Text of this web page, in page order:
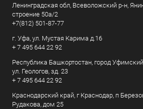
Ленинградская обл, Всеволожский р-н,
строение 50а/2
+7(812) 501-87-77
г. Уфа, ул. Мустая Карима д.16
+ 7 495 644 22 92
Республика Башкортостан, город
ул. Геологов, зд. 23
+ 7 495 644 22 92
Краснодарский край, г Краснодар, п
Рудакова, дом 25